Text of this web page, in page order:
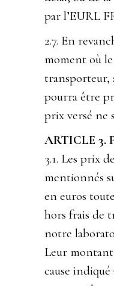
par l’EURL
2.7. En
moment où
transporteur,
pourra être
prix versé ne
ARTICLE 3.
3.1. Les prix
mentionnés
en euros
hors frais de
notre
Leur
cause